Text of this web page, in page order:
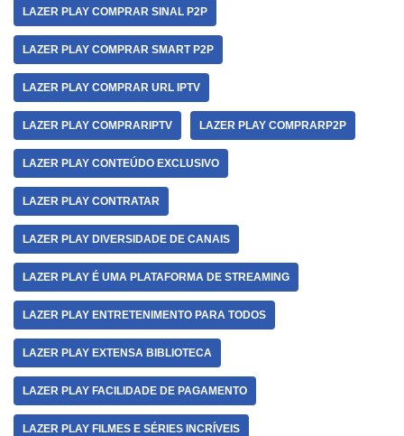
LAZER PLAY COMPRAR SINAL P2P
LAZER PLAY COMPRAR SMART P2P
LAZER PLAY COMPRAR URL IPTV
LAZER PLAY COMPRARIPTV LAZER PLAY COMPRARP2P
LAZER PLAY CONTEÚDO EXCLUSIVO
LAZER PLAY CONTRATAR
LAZER PLAY DIVERSIDADE DE CANAIS
LAZER PLAY É UMA PLATAFORMA DE STREAMING
LAZER PLAY ENTRETENIMENTO PARA TODOS
LAZER PLAY EXTENSA BIBLIOTECA
LAZER PLAY FACILIDADE DE PAGAMENTO
LAZER PLAY FILMES E SÉRIES INCRÍVEIS